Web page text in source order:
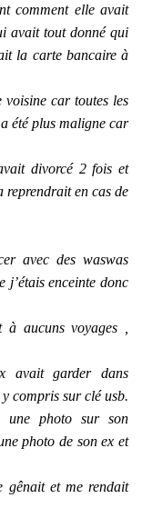
comment elle avait
avait tout donné qui
la carte bancaire à
voisine car toutes les
été plus maligne car
divorcé 2 fois et
reprendrait en cas de
avec des waswas
j’étais enceinte donc
aucuns voyages ,
avait garder dans
compris sur clé usb.
une photo sur son
photo de son ex et
et me rendait